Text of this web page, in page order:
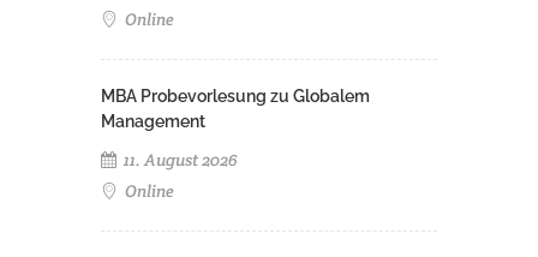
Online
MBA Probevorlesung zu Globalem
Management
11. August 2026
Online